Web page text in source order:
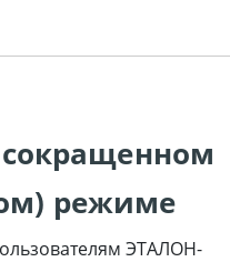
режиме
ЭТАЛОН-